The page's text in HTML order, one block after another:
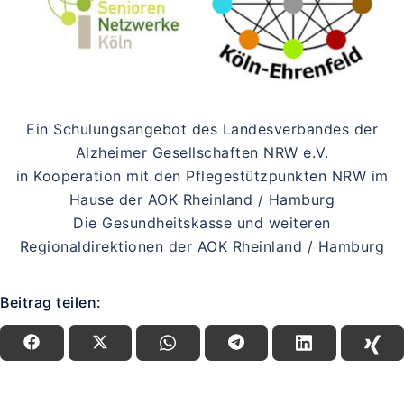
Ein Schulungsangebot des Landesverbandes der
Alzheimer Gesellschaften NRW e.V.
in Kooperation mit den Pflegestützpunkten NRW im
Hause der AOK Rheinland / Hamburg
Die Gesundheitskasse und weiteren
Regionaldirektionen der AOK Rheinland / Hamburg
Beitrag teilen: